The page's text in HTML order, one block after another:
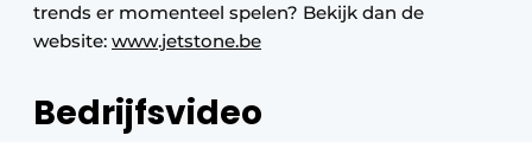
trends er momenteel spelen? Bekijk dan de
website: www.jetstone.be
Bedrijfsvideo